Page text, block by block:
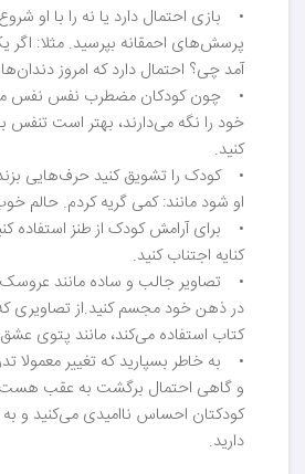
• بازی احتمال دارد یا نه را با او
پرسش‌های احمقانه بپرسید. مثلا: اگر
آمد چی؟ احتمال دارد که امروز
• چون کودکان مضطرب نفس نفس
خود را نگه می‌دارند، بهتر است تنفس
کنید.
• کودک را تشویق کنید حرف‌هایی
او شود مانند: کمی گریه کردم. حالم
• برای آرامش کودک از طنز استفاده
کنایه اجتناب کنید.
• تصاویر جالب و ساده مانند
در ذهن خود مجسم کنید.از تصاویری
کتاب استفاده می‌کند، مانند پتوی
• به خاطر بسپارید که تغییر معمولا
و گاهی احتمال برگشت به عقب
کودکتان احساس ناامیدی می‌کنید و
دارید.